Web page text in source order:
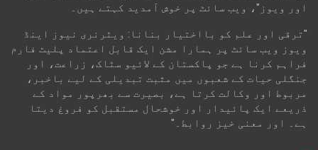
اور ویوز"، ویب سائٹ پر خوش آمدید کہتے ہیں۔
"ترقی اور علم کو بااختیار بنانا: ویٹرنری نیوز اینڈ
ویوز ویب سائٹ پر ہمارا مشن ایک قابل اعتماد پلیٹ فارم
فراہم کرنا ہے جو پاکستان کے لائیو سٹاک، زراعت، اور
جنگلی حیات کے شعبوں میں مثبت تبدیلی کے لیے باخبر،
مربوط اور وکالت کرتا ہے، بصیرت سے بھرپور مواد کے
ذریعے ایک پائیدار اور خوشحال مستقبل کو فروغ دیتا
ہے۔ اور معنی خیز روابط۔"